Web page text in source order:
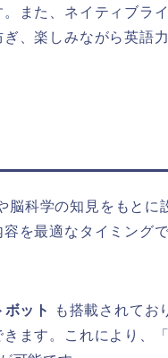
また、ネイティブラ
、楽しみながら英語
科学の知見をもとに
容を最適なタイミング
ット
も搭載されてお
ます。これにより、